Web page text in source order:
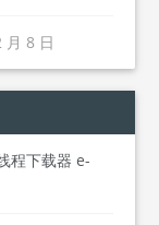
月 8 日
程下载器 e-